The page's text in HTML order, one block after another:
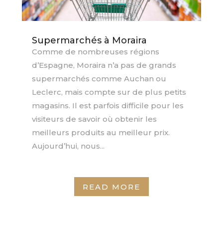
Supermarchés à Moraira
Comme de nombreuses régions
d’Espagne, Moraira n’a pas de grands
supermarchés comme Auchan ou
Leclerc, mais compte sur de plus petits
magasins. Il est parfois difficile pour les
visiteurs de savoir où obtenir les
meilleurs produits au meilleur prix.
Aujourd’hui, nous...
READ MORE